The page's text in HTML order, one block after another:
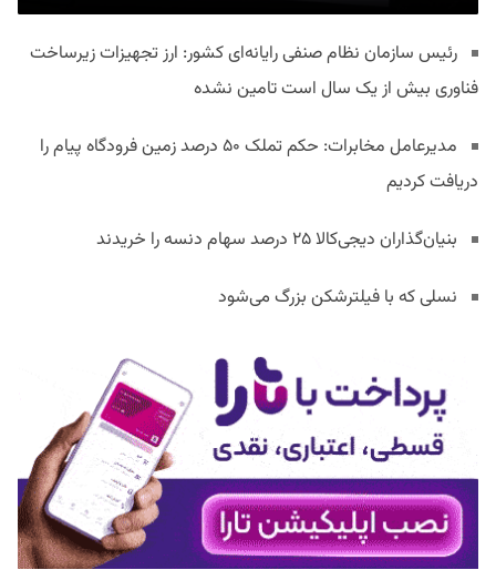
رئیس سازمان نظام صنفی رایانه‌ای کشور: ارز تجهیزات زیرساخت
فناوری بیش از یک سال است تامین نشده
مدیرعامل مخابرات: حکم تملک ۵۰ درصد زمین فرودگاه پیام را
دریافت کردیم
بنیان‌گذاران دیجی‌کالا ۲۵ درصد سهام دنسه را خریدند
نسلی که با فیلترشکن بزرگ می‌شود